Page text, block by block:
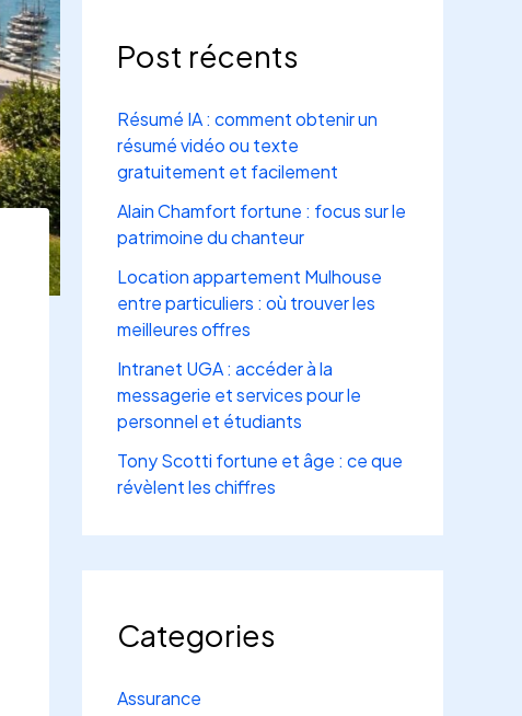
Post récents
Résumé IA : comment obtenir un
résumé vidéo ou texte
gratuitement et facilement
Alain Chamfort fortune : focus sur le
patrimoine du chanteur
Location appartement Mulhouse
entre particuliers : où trouver les
meilleures offres
Intranet UGA : accéder à la
messagerie et services pour le
personnel et étudiants
Tony Scotti fortune et âge : ce que
révèlent les chiffres
Categories
Assurance